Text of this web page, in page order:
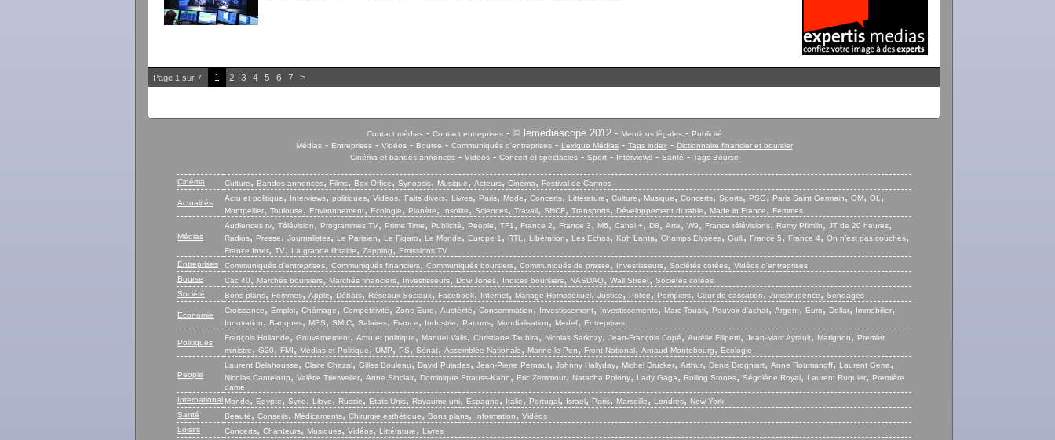
Page 1 sur 7 1 2 3 4 5 6 7 >
Contact médias- Contact entreprises- © lemediascope 2012 - Mentions légales- Publicité
Médias- Entreprises- Vidéos- Bourse - Communiqués d'entreprises- Lexique Médias- Tags index- Dictionnaire financier et boursier
Cinéma et bandes-annonces- Videos- Concert et spectacles- Sport- Interviews- Santé - Tags Bourse
Cinéma Culture, Bandes annonces, Films, Box Office, Synopsis, Musique, Acteurs, Cinéma, Festival de Cannes
Actualités
Actu et politique, Interviews, politiques, Vidéos, Faits divers, Livres, Paris, Mode, Concerts, Littérature, Culture, Musique, Concerts, Sports, PSG, Paris Saint Germain, OM, OL ,
Montpellier, Toulouse, Environnement, Ecologie, Planète, Insolite, Sciences, Travail, SNCF, Transports, Développement durable, Made in France, Femmes
Médias
Audiences tv, Télévision, Programmes TV, Prime Time, Publicité, People, TF1 , France 2, France 3, M6, Canal +, D8, Arte, W9, France télévisions, Remy Pfimlin, JT de 20 heures,
Radios, Presse, Journalistes, Le Parisien, Le Figaro, Le Monde, Europe 1 , RTL , Libération, Les Echos, Koh Lanta, Champs Elysées, Gulli, France 5, France 4, On n’est pas couchés,
France Inter, TV, La grande librairie, Zapping, Emissions TV
Entreprises
Communiqués d’entreprises, Communiqués financiers, Communiqués boursiers, Communiqués de presse, Investisseurs, Sociétés cotées, Vidéos d’entreprises
Bourse
Cac 40, Marchés boursiers, Marchés financiers, Investisseurs, Dow Jones, Indices boursiers, NASDAQ, Wall Street, Sociétés cotées
Société
Bons plans, Femmes, Apple, Débats, Réseaux Sociaux, Facebook, Internet, Mariage Homosexuel, Justice, Police, Pompiers, Cour de cassation, Jurisprudence, Sondages
Economie
Croissance, Emploi, Chômage, Compétitivité, Zone Euro, Austérité, Consommation, Investissement, Investissements, Marc Touati, Pouvoir d’achat, Argent, Euro, Dollar, Immobilier,
Innovation, Banques, MES, SMIC, Salaires, France, Industrie, Patrons, Mondialisation, Medef, Entreprises
Politiques
François Hollande, Gouvernement, Actu et politique, Manuel Valls, Christiane Taubira, Nicolas Sarkozy, Jean-François Copé, Aurélie Filipetti, Jean-Marc Ayrault, Matignon, Premier
ministre, G20, FMI, Médias et Politique, UMP, PS, Sénat, Assemblée Nationale, Marine le Pen, Front National, Arnaud Montebourg, Ecologie
People
Laurent Delahousse, Claire Chazal, Gilles Bouleau, David Pujadas, Jean-Pierre Pernaut, Johnny Hallyday, Michel Drucker, Arthur, Denis Brogniart, Anne Roumanoff, Laurent Gerra,
Nicolas Canteloup, Valérie Trierweiler, Anne Sinclair, Dominique Strauss-Kahn, Eric Zemmour, Natacha Polony, Lady Gaga, Rolling Stones, Ségolène Royal, Laurent Ruquier, Première
dame
International Monde, Egypte, Syrie, Libye, Russie, Etats Unis, Royaume uni, Espagne, Italie, Portugal, Israel, Paris, Marseille, Londres, New York
Santé
Beauté, Conseils, Médicaments, Chirurgie esthétique, Bons plans, Information, Vidéos
Loisirs
Concerts, Chanteurs, Musiques, Vidéos, Littérature, Livres